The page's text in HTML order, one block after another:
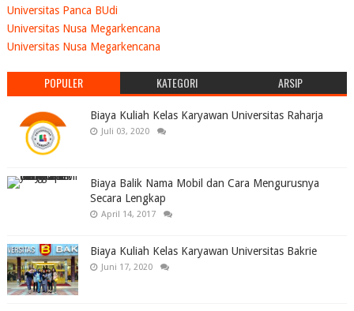
Universitas Panca BUdi
Universitas Nusa Megarkencana
Universitas Nusa Megarkencana
POPULER KATEGORI ARSIP
Biaya Kuliah Kelas Karyawan Universitas Raharja
Juli 03, 2020
Biaya Balik Nama Mobil dan Cara Mengurusnya
Secara Lengkap
April 14, 2017
Biaya Kuliah Kelas Karyawan Universitas Bakrie
Juni 17, 2020